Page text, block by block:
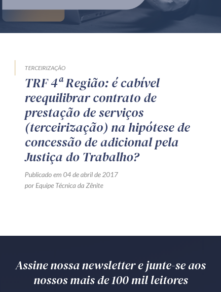
Produtos e serviços
Mentoria Zênite
Capacitação
Zênite Online
Eventos presenciais
Zênite in Company
Diferenciais
Av. Sete de Setembro, 4698
Batel Curitiba/PR CEP 80240-000
TERCEIRIZAÇÃO
TRF 4ª Região: é cabível
reequilibrar contrato de
prestação de serviços
(terceirização) na hipótese de
concessão de adicional pela
Justiça do Trabalho?
Publicado em 04 de abril de 2017
por Equipe Técnica da Zênite
Assine nossa newsletter e junte-se aos
nossos mais de 100 mil leitores